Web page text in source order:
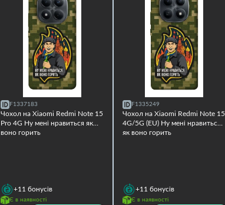
F1337183
Чохол на Xiaomi Redmi Note 15
Pro 4G Ну мені нравиться як
воно горить
+11 бонусів
Є в наявності
F1335249
Чохол на Xiaomi Redmi Note 15
4G/5G (EU) Ну мені нравиться
як воно горить
+11 бонусів
Є в наявності